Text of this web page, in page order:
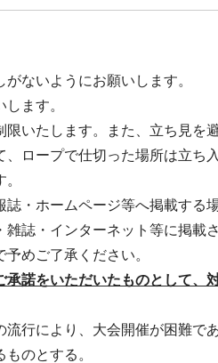
ないようにお願いします。
ます。
いたします。また、立ち見を
ロープで仕切った場所は立ち
・ホームページ等へ掲載する
誌・インターネット等に掲載
めご了承ください。
諾をいただいたものとして、
行により、大会開催が困難で
のとする。